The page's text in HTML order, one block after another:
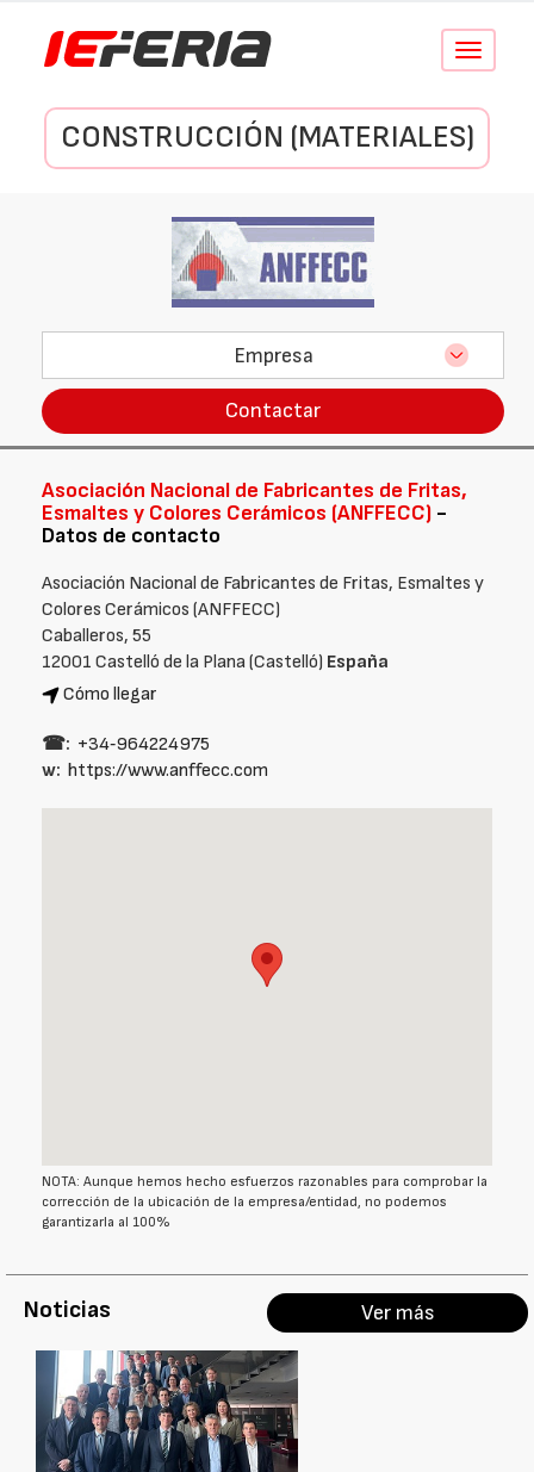
Conmutar
CONSTRUCCIÓN (MATERIALES)
Empresa
Contactar
Asociación Nacional de Fabricantes de Fritas,
Esmaltes y Colores Cerámicos (ANFFECC) -
Datos de contacto
Asociación Nacional de Fabricantes de Fritas, Esmaltes y
Colores Cerámicos (ANFFECC)
Caballeros, 55
12001 Castelló de la Plana (Castelló) España
Cómo llegar
☎: +34‑964224975
w: https://www.anffecc.com
NOTA: Aunque hemos hecho esfuerzos razonables para comprobar la
corrección de la ubicación de la empresa/entidad, no podemos
garantizarla al 100%
Noticias Ver más